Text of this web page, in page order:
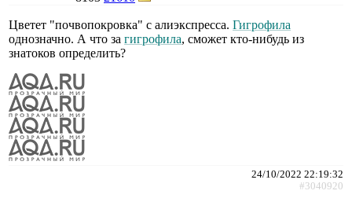
Цветет "почвопокровка" с алиэкспресса. Гигрофила
однозначно. А что за гигрофила, сможет кто-нибудь из
знатоков определить?
24/10/2022 22:19:32
#3040920